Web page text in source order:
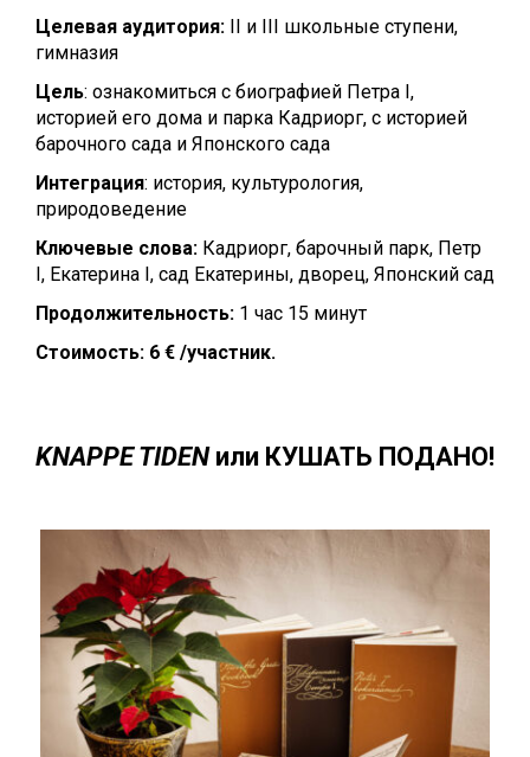
Целевая аудитория: II и III школьные ступени,
гимназия
Цель: ознакомиться с биографией Петра I,
историей его дома и парка Кадриорг, с историей
барочного сада и Японского сада
Интеграция: история, культурология,
природоведение
Ключевые слова: Кадриорг, барочный парк, Петр
I, Екатерина I, сад Екатерины, дворец, Японский сад
Продолжительность: 1 час 15 минут
Стоимость: 6 € /участник.
KNAPPE TIDENили КУШАТЬ ПОДАНО!